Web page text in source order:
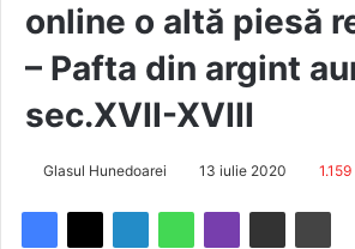
online o altă piesă
– Pafta din argint
sec.XVII-XVIII
Glasul Hunedoarei 13 iulie 2020 1.159